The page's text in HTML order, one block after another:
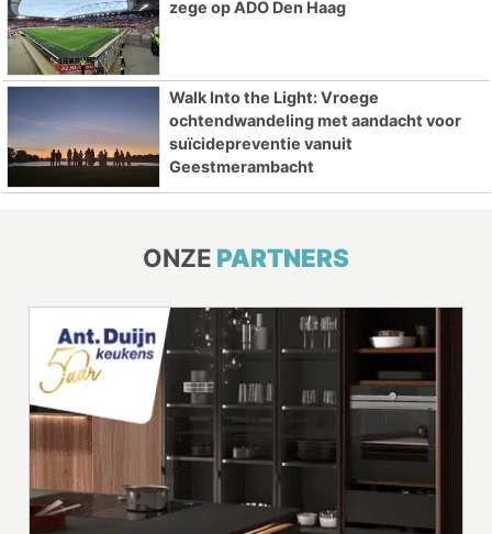
zege op ADO Den Haag
Walk Into the Light: Vroege
ochtendwandeling met aandacht voor
suïcidepreventie vanuit
Geestmerambacht
ONZE PARTNERS